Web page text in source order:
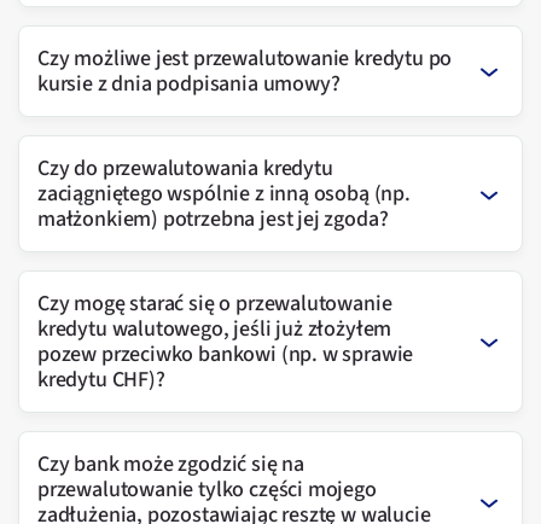
Czy możliwe jest przewalutowanie kredytu po
kursie z dnia podpisania umowy?
Czy do przewalutowania kredytu
zaciągniętego wspólnie z inną osobą (np.
małżonkiem) potrzebna jest jej zgoda?
Czy mogę starać się o przewalutowanie
kredytu walutowego, jeśli już złożyłem
pozew przeciwko bankowi (np. w sprawie
kredytu CHF)?
Czy bank może zgodzić się na
przewalutowanie tylko części mojego
zadłużenia, pozostawiając resztę w walucie